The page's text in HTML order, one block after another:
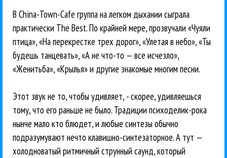
В China-Town-Cafe группа на легком дыхании сыграла
практически The Best. По крайней мере, прозвучали «Чуяли
птица», «На перекрестке трех дорог», «Улетая в небо», «Ты
будешь танцевать», «А не что-то — все исчезло»,
«Женитьба», «Крылья» и другие знакомые многим песни.
Этот звук не то, чтобы удивляет, - скорее, удивляешься
тому, что его раньше не было. Традиции психоделик-рока
нынче мало кто блюдет, и любые синтезы обычно
подразумувают нечто клавишно-синтезаторное. А тут —
холодноватый ритмичный струнный саунд, который